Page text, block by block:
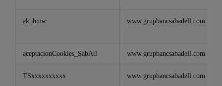
ak_bmsc www.grupbancsabadell.com
aceptacionCookies_SabAtl www.grupbancsabadell.com
TSxxxxxxxxxx www.grupbancsabadell.com